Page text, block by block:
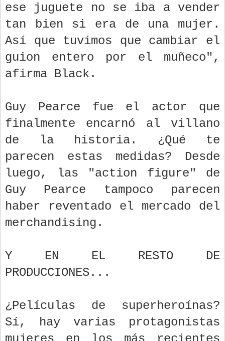
ese juguete no se iba a vender
tan bien si era de una mujer.
Así que tuvimos que cambiar el
guion entero por el muñeco",
afirma Black.
Guy Pearce fue el actor que
finalmente encarnó al villano
de la historia. ¿Qué te
parecen estas medidas? Desde
luego, las "action figure" de
Guy Pearce tampoco parecen
haber reventado el mercado del
merchandising.
Y EN EL RESTO DE
PRODUCCIONES...
¿Películas de superheroínas?
Sí, hay varias protagonistas